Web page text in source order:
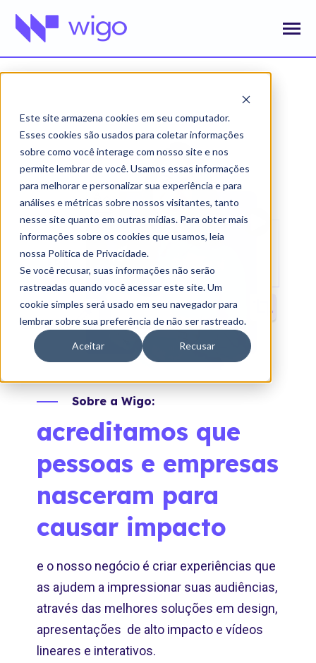
Este site armazena cookies em seu computador.
Esses cookies são usados para coletar informações
sobre como você interage com nosso site e nos
permite lembrar de você. Usamos essas informações
para melhorar e personalizar sua experiência e para
análises e métricas sobre nossos visitantes, tanto
nesse site quanto em outras mídias. Para obter mais
informações sobre os cookies que usamos, leia
nossa Política de Privacidade.
Se você recusar, suas informações não serão
rastreadas quando você acessar este site. Um
cookie simples será usado em seu navegador para
lembrar sobre sua preferência de não ser rastreado.
Aceitar Recusar
CONTENT
Toggle
Apresentações
Vídeos
Conteúdos Toggle
children
Conteúdos
Sobre
Agende uma reunião
Sobre a Wigo:
acreditamos que
pessoas e empresas
nasceram para
causar impacto
e o nosso negócio é criar experiências que
as ajudem a impressionar suas audiências,
através das melhores soluções em design,
apresentações de alto impacto e vídeos
lineares e interativos.